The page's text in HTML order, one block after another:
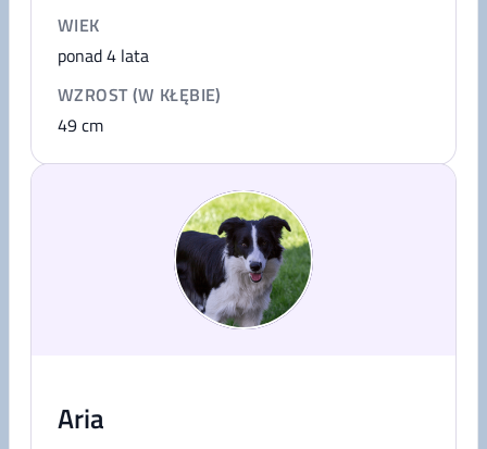
WIEK
ponad 4 lata
WZROST (W KŁĘBIE)
49cm
Aria